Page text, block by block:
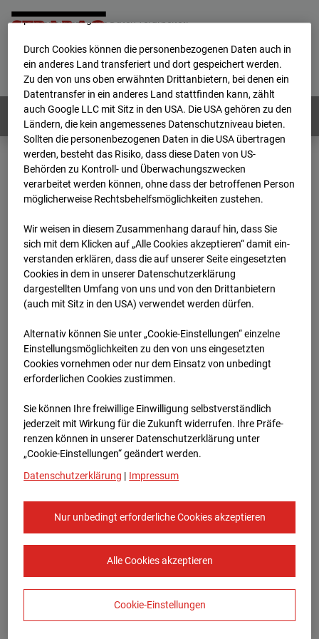
Home E-Mail Impressum
Login
Deutsch / English
Webcams: Alle Länder
Home
Deutschland
BC-120 - BV W2 Campus BT 1-3
Archiv
2026
17:50
BC-120 - BV W2
Campus BT 1-3
Stuttgart
Zur Übersicht
Europe/Berlin
personenbezogene Daten verarbeitet.
Durch Cookies können die personenbezogenen Daten auch in
ein anderes Land transferiert und dort gespeichert werden.
Zu den von uns oben erwähnten Drittanbietern, bei denen ein
Datentransfer in ein anderes Land stattfinden kann, zählt
auch Google LLC mit Sitz in den USA. Die USA gehören zu den
Ländern, die kein angemessenes Datenschutzniveau bieten.
Sollten die personenbezogenen Daten in die USA übertragen
werden, besteht das Risiko, dass diese Daten von US-
Behörden zu Kontroll- und Überwachungszwecken
verarbeitet werden können, ohne dass der betroffenen Person
möglicherweise Rechtsbehelfsmöglichkeiten zustehen.
Wir weisen in diesem Zusammenhang darauf hin, dass Sie
sich mit dem Klicken auf „Alle Cookies akzeptieren“ damit ein­
ver­standen erklären, dass die auf unserer Seite eingesetzten
Cookies in dem in unserer Datenschutzerklärung
dargestellten Umfang von uns und von den Drittanbietern
(auch mit Sitz in den USA) verwendet werden dürfen.
Alternativ können Sie unter „Cookie-Einstellungen“ einzelne
Einstellungsmöglichkeiten zu den von uns eingesetzten
Cookies vornehmen oder nur dem Einsatz von unbedingt
erforderlichen Cookies zustimmen.
Sie können Ihre freiwillige Einwilligung selbstverständlich
jederzeit mit Wirkung für die Zukunft widerrufen. Ihre Prä­fe­
renzen können in unserer Datenschutzerklärung unter
„Cookie-Einstellungen“ geändert werden.
Datenschutzerklärung | Impressum
Nur unbedingt erforderliche Cookies akzeptieren
Alle Cookies akzeptieren
Cookie-Einstellungen